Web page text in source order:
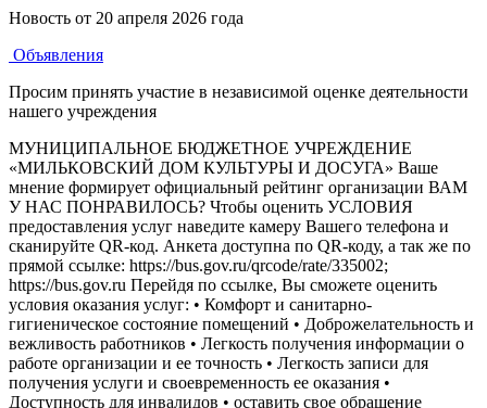
Новость от 20 апреля 2026 года
Объявления
Просим принять участие в независимой оценке деятельности
нашего учреждения
МУНИЦИПАЛЬНОЕ БЮДЖЕТНОЕ УЧРЕЖДЕНИЕ
«МИЛЬКОВСКИЙ ДОМ КУЛЬТУРЫ И ДОСУГА» Ваше
мнение формирует официальный рейтинг организации ВАМ
У НАС ПОНРАВИЛОСЬ? Чтобы оценить УСЛОВИЯ
предоставления услуг наведите камеру Вашего телефона и
сканируйте QR-код. Анкета доступна по QR-коду, а так же по
прямой ссылке: https://bus.gov.ru/qrcode/rate/335002;
https://bus.gov.ru Перейдя по ссылке, Вы сможете оценить
условия оказания услуг: • Комфорт и санитарно-
гигиеническое состояние помещений • Доброжелательность и
вежливость работников • Легкость получения информации о
работе организации и ее точность • Легкость записи для
получения услуги и своевременность ее оказания •
Доступность для инвалидов • оставить свое обращение